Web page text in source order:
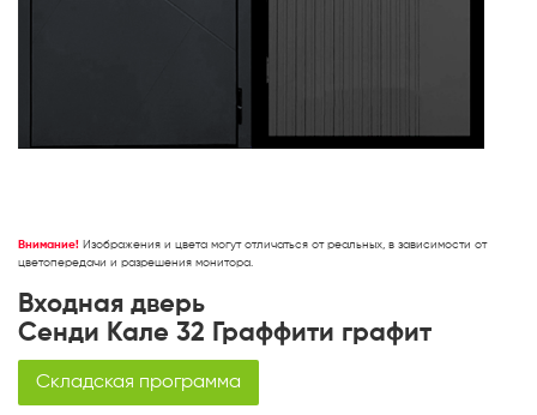
Внимание! Изображения и цвета могут отличаться от реальных, в зависимости от
цветопередачи и разрешения монитора.
Входная дверь
Сенди Кале 32 Граффити графит
Складская программа